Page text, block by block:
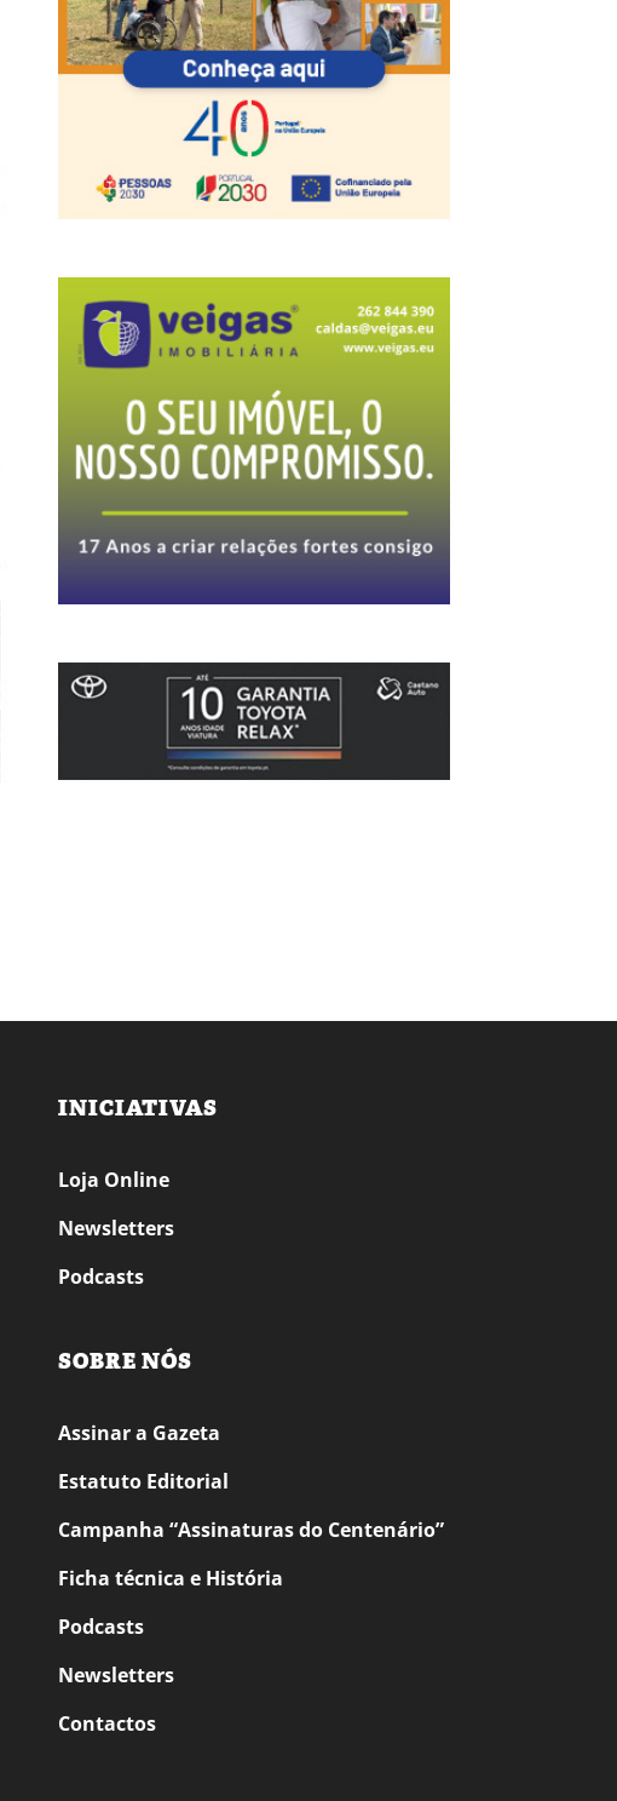
INICIATIVAS
Loja Online
Newsletters
Podcasts
SOBRE NÓS
Assinar a Gazeta
Estatuto Editorial
Campanha “Assinaturas do Centenário”
Ficha técnica e História
Podcasts
Newsletters
Contactos